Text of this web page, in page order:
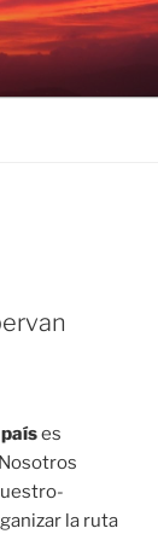
es
la ruta